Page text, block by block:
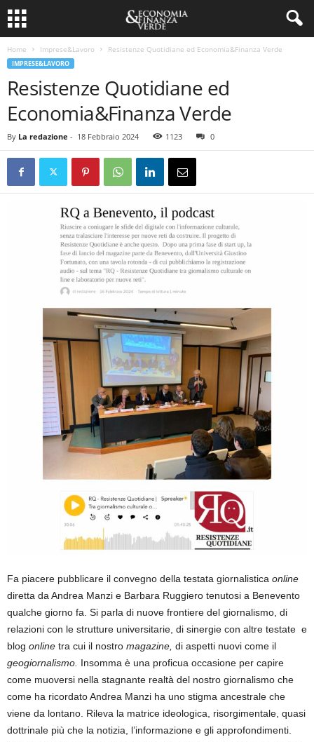
Home Imprese&Lavoro Resistenze Quotidiane ed Economia&Finanza Verde
IMPRESE&LAVORO
Resistenze Quotidiane ed
Economia&Finanza Verde
By La redazione - 18 Febbraio 2024 1123 0
Fa piacere pubblicare il convegno della testata giornalistica online
diretta da Andrea Manzi e Barbara Ruggiero tenutosi a Benevento
qualche giorno fa. Si parla di nuove frontiere del giornalismo, di
relazioni con le strutture universitarie, di sinergie con altre testate e
blog online tra cui il nostro magazine, di aspetti nuovi come il
geogiornalismo. Insomma è una proficua occasione per capire
come muoversi nella stagnante realtà del nostro giornalismo che
come ha ricordato Andrea Manzi ha uno stigma ancestrale che
viene da lontano. Rileva la matrice ideologica, risorgimentale, quasi
dottrinale più che la notizia, l’informazione e gli approfondimenti.